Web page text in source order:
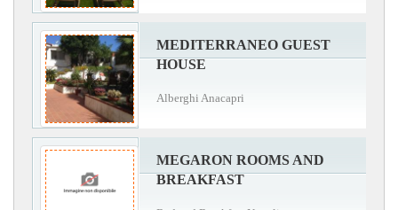
MEDITERRANEO GUEST
HOUSE
Alberghi Anacapri
MEGARON ROOMS AND
BREAKFAST